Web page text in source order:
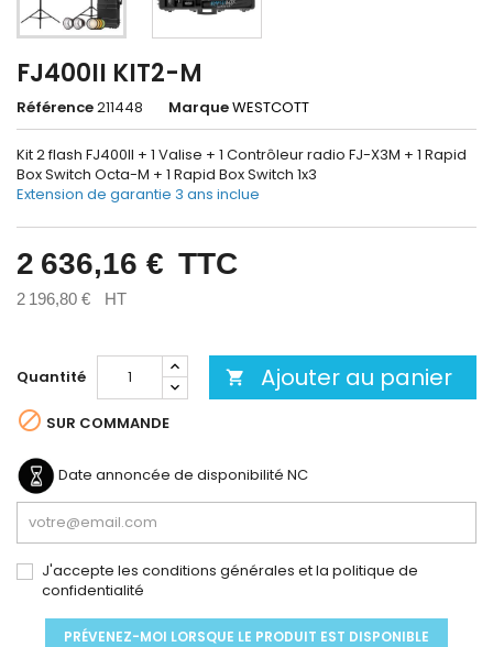
FJ400II KIT2-M
Référence211448 MarqueWESTCOTT
Kit 2 flash FJ400II + 1 Valise + 1 Contrôleur radio FJ-X3M + 1 Rapid
Box Switch Octa-M + 1 Rapid Box Switch 1x3
Extension de garantie 3 ans inclue
2 636,16 € TTC
2 196,80 € HT
Quantité  Ajouter au panier
 SUR COMMANDE
Date annoncée de disponibilité NC
J'accepte les conditions générales et la politique de
confidentialité
PRÉVENEZ-MOI LORSQUE LE PRODUIT EST DISPONIBLE